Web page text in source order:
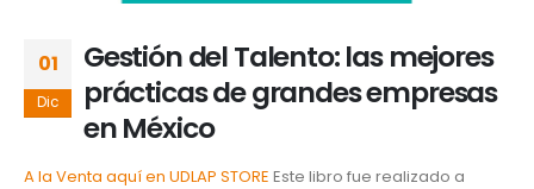
01
Dic
Gestión del Talento: las mejores
prácticas de grandes empresas
en México
A la Venta aquí en UDLAP STORE Este libro fue realizado a